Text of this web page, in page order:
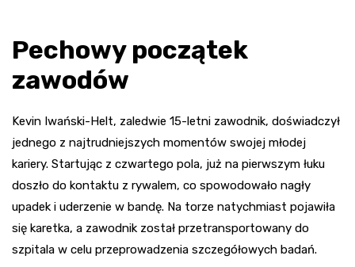
Pechowy początek
zawodów
Kevin Iwański-Helt, zaledwie 15-letni zawodnik, doświadczył
jednego z najtrudniejszych momentów swojej młodej
kariery. Startując z czwartego pola, już na pierwszym łuku
doszło do kontaktu z rywalem, co spowodowało nagły
upadek i uderzenie w bandę. Na torze natychmiast pojawiła
się karetka, a zawodnik został przetransportowany do
szpitala w celu przeprowadzenia szczegółowych badań.